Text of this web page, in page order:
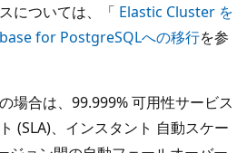
については、「 Elastic Cluster を
for PostgreSQLへの移行を参
場合は、99.999% 可用性サービス
(SLA)、インスタント 自動スケー